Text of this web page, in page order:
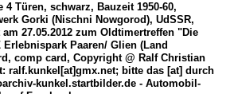
4 Türen, schwarz, Bauzeit 1950-60,
Gorki (Nischni Nowgorod), UdSSR,
27.05.2012 zum Oldtimertreffen "Die
Paaren/ Glien (Land
comp card, Copyright @ Ralf Christian
ralf.kunkel[at]gmx.net; bitte das [at] durch
kunkel.startbilder.de - Automobil-